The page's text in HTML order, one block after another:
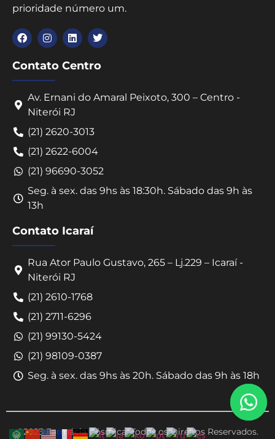
prioridade número um.
Contato Centro
Av. Ernani do Amaral Peixoto, 300 – Centro -
Niterói RJ
(21) 2620-3013
(21) 2622-6004
(21) 96690-3052
Seg. à sex. das 9hs às 18:30h. Sábado das 9h às
13h
Contato Icaraí
Rua Ator Paulo Gustavo, 265 – Lj.229 – Icaraí -
Niterói RJ
(21) 2610-1768
(21) 2711-6296
(21) 99130-5424
(21) 98109-0387
Seg. à sex. das 9hs às 20h. Sábado das 9h às 18h
©2023 Farmácia Cósmica. Todos os Direitos Reservados.